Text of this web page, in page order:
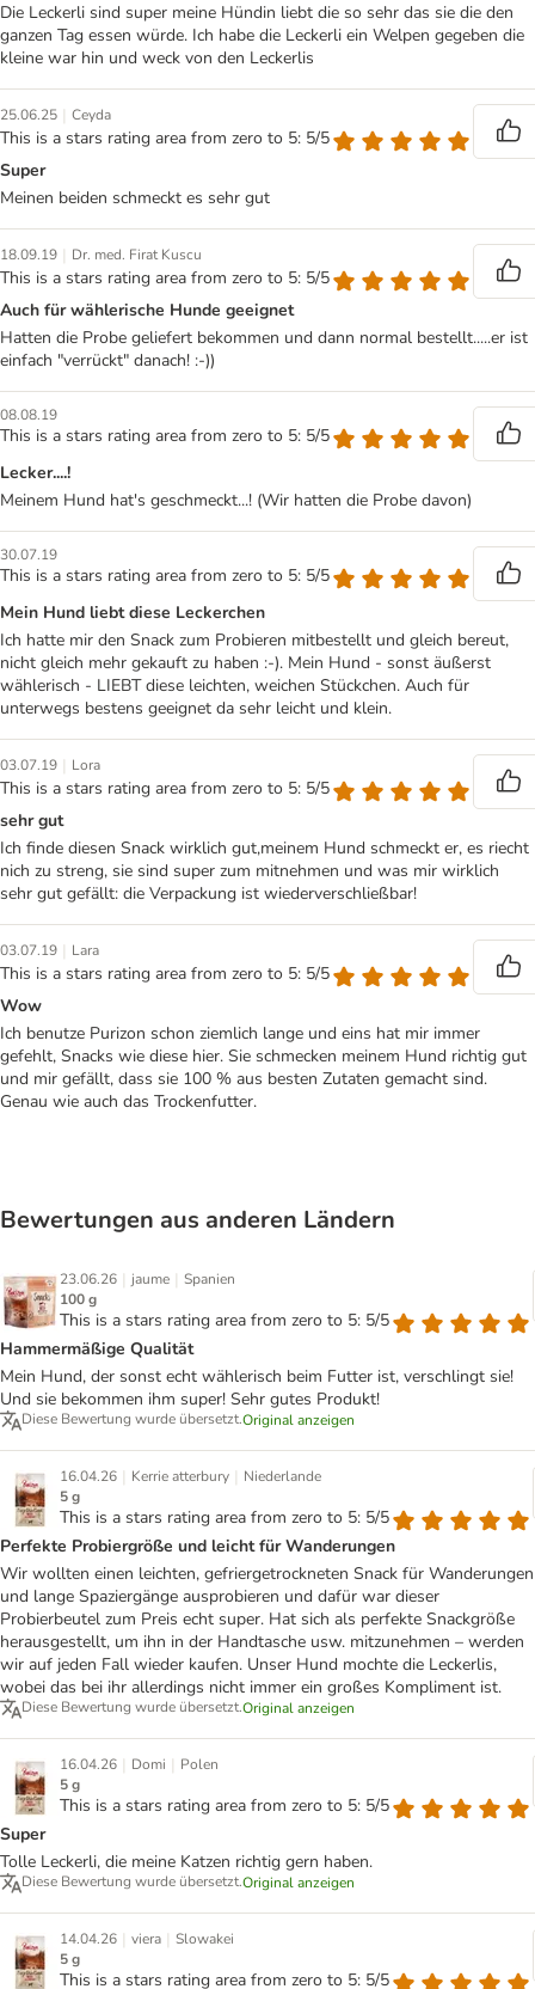
Die Leckerli sind super meine Hündin liebt die so sehr das sie die den
ganzen Tag essen würde. Ich habe die Leckerli ein Welpen gegeben die
kleine war hin und weck von den Leckerlis
25.06.25 | Ceyda
This is a stars rating area from zero to 5: 5/5
Super
Meinen beiden schmeckt es sehr gut
18.09.19 | Dr. med. Firat Kuscu
This is a stars rating area from zero to 5: 5/5
Auch für wählerische Hunde geeignet
Hatten die Probe geliefert bekommen und dann normal bestellt.....er ist
einfach "verrückt" danach! :-))
08.08.19
This is a stars rating area from zero to 5: 5/5
Lecker....!
Meinem Hund hat's geschmeckt...! (Wir hatten die Probe davon)
30.07.19
This is a stars rating area from zero to 5: 5/5
Mein Hund liebt diese Leckerchen
Ich hatte mir den Snack zum Probieren mitbestellt und gleich bereut,
nicht gleich mehr gekauft zu haben :-). Mein Hund - sonst äußerst
wählerisch - LIEBT diese leichten, weichen Stückchen. Auch für
unterwegs bestens geeignet da sehr leicht und klein.
03.07.19 | Lora
This is a stars rating area from zero to 5: 5/5
sehr gut
Ich finde diesen Snack wirklich gut,meinem Hund schmeckt er, es riecht
nich zu streng, sie sind super zum mitnehmen und was mir wirklich
sehr gut gefällt: die Verpackung ist wiederverschließbar!
03.07.19 | Lara
This is a stars rating area from zero to 5: 5/5
Wow
Ich benutze Purizon schon ziemlich lange und eins hat mir immer
gefehlt, Snacks wie diese hier. Sie schmecken meinem Hund richtig gut
und mir gefällt, dass sie 100 % aus besten Zutaten gemacht sind.
Genau wie auch das Trockenfutter.
Bewertungen aus anderen Ländern
23.06.26 | jaume | Spanien
100 g
This is a stars rating area from zero to 5: 5/5
Hammermäßige Qualität
Mein Hund, der sonst echt wählerisch beim Futter ist, verschlingt sie!
Und sie bekommen ihm super! Sehr gutes Produkt!
Diese Bewertung wurde übersetzt.Original anzeigen
16.04.26 | Kerrie atterbury | Niederlande
5 g
This is a stars rating area from zero to 5: 5/5
Perfekte Probiergröße und leicht für Wanderungen
Wir wollten einen leichten, gefriergetrockneten Snack für Wanderungen
und lange Spaziergänge ausprobieren und dafür war dieser
Probierbeutel zum Preis echt super. Hat sich als perfekte Snackgröße
herausgestellt, um ihn in der Handtasche usw. mitzunehmen – werden
wir auf jeden Fall wieder kaufen. Unser Hund mochte die Leckerlis,
wobei das bei ihr allerdings nicht immer ein großes Kompliment ist.
Diese Bewertung wurde übersetzt.Original anzeigen
16.04.26 | Domi | Polen
5 g
This is a stars rating area from zero to 5: 5/5
Super
Tolle Leckerli, die meine Katzen richtig gern haben.
Diese Bewertung wurde übersetzt.Original anzeigen
14.04.26 | viera | Slowakei
5 g
This is a stars rating area from zero to 5: 5/5